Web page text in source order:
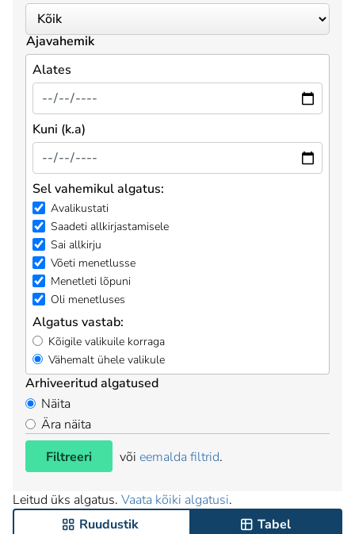
Ajavahemik
Alates
Kuni (k.a)
Sel vahemikul algatus:
Avalikustati
Saadeti allkirjastamisele
Sai allkirju
Võeti menetlusse
Menetleti lõpuni
Oli menetluses
Algatus vastab:
Kõigile valikuile korraga
Vähemalt ühele valikule
Arhiveeritud algatused
Näita
Ära näita
Filtreeri
või eemalda filtrid.
Leitud üks algatus. Vaata kõiki algatusi.
Ruudustik
Tabel